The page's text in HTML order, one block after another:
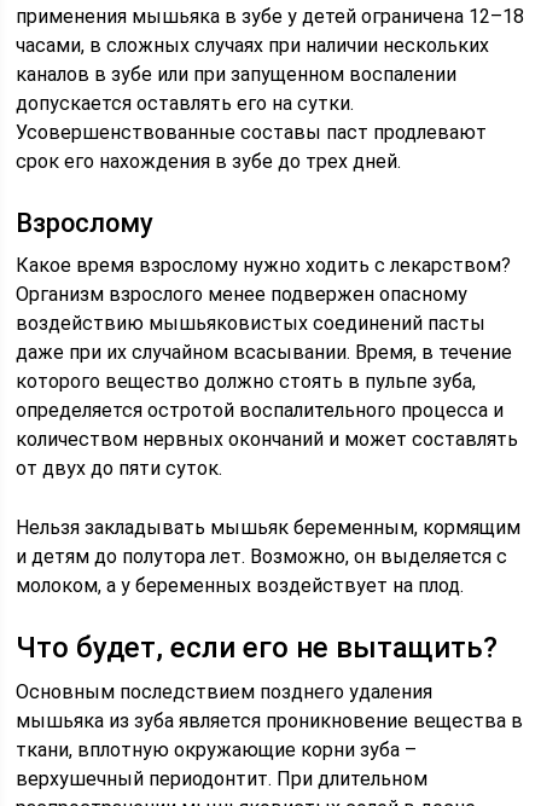
применения мышьяка в зубе у детей ограничена 12–18
часами, в сложных случаях при наличии нескольких
каналов в зубе или при запущенном воспалении
допускается оставлять его на сутки.
Усовершенствованные составы паст продлевают
срок его нахождения в зубе до трех дней.
Взрослому
Какое время взрослому нужно ходить с лекарством?
Организм взрослого менее подвержен опасному
воздействию мышьяковистых соединений пасты
даже при их случайном всасывании. Время, в течение
которого вещество должно стоять в пульпе зуба,
определяется остротой воспалительного процесса и
количеством нервных окончаний и может составлять
от двух до пяти суток.
Нельзя закладывать мышьяк беременным, кормящим
и детям до полутора лет. Возможно, он выделяется с
молоком, а у беременных воздействует на плод.
Что будет, если его не вытащить?
Основным последствием позднего удаления
мышьяка из зуба является проникновение вещества в
ткани, вплотную окружающие корни зуба –
верхушечный периодонтит. При длительном